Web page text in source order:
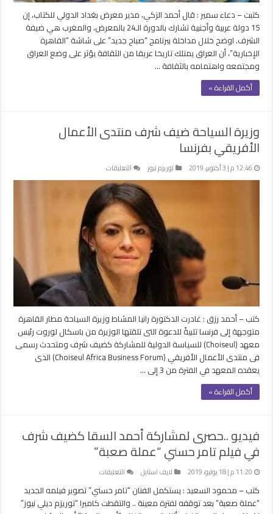
كتبت – دعاء سمير : قال أحمد الزكي، مدير معرض بغداد الدولي للكتاب، إن
15 دولة عربية وأجنبية تشارك بالدورة الـ24 بالمعرض، والمغرب هي ضيفة
الشرف. اوضح خلال مداخلة ببرنامج “صباح جديد” على شاشة “القاهرة
الإخبارية”، أن العراق يمتلك تاريخا عريقا من الثقافة يؤثر على وضع العراق
ومجتمعه واهتمامه بالثقافة …
أكمل القراءة »
وزيرة السياحة ضيف شرف منتدى الأعمال
الأفريقي بفرنسا
12:46 م | 3 أكتوبر، 2019 توريزم نيوز التعليقات
وزيرة
السياحة
ضيف
شرف
منتدى
الأعمال
الأفريقي
بفرنسا
مغلقة
كتب – أحمد رزق : غادرت الدكتورة رانيا المشاط وزيرة السياحة مطار القاهرة
متوجهة إلى فرنسا تلبيةً للدعوة التى تلقتها الوزيرة من باسكال لوروت رئيس
معهد (Choiseul) للسياسة الدولية للمشاركة كضيف شرف ومتحدث رسمى
فى منتدى الأعمال الأفريقي (Choiseul Africa Business Forum) الذى
يعقده المعهد في الفترة من 3 إلى …
أكمل القراءة »
فيديو ..حصرى لمشاركة أحمد السقا كضيف شرف
في فيلم تامر حسني “عملة صعبة”
11:20 م | 18 يوليو، 2019 لايف استايل التعليقات
..حصرى
لمشاركة أحمد
كتب – محمود السعيد : يستكمل الفنان “تامر حسني” تصوير فيلمه الجديد
“عملة صعبة” بعد توقفه لفترة معينة .. والتقطت كاميرا “توريزم ديلي نيوز”